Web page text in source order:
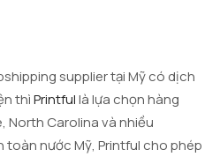
supplier tại Mỹ có dịch
thìPrintfullà lựa chọn hàng
North Carolina và nhiều
nước Mỹ, Printful cho phép